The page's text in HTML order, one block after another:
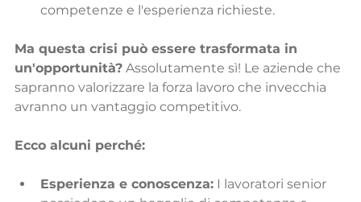
competenze e l'esperienza richieste.
Ma questa crisi può essere trasformata in
un'opportunità? Assolutamente sì! Le aziende che
sapranno valorizzare la forza lavoro che invecchia
avranno un vantaggio competitivo.
Ecco alcuni perché:
Esperienza e conoscenza: I lavoratori senior